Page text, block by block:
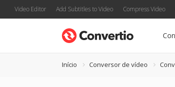
Video Editor Add Subtitles to Video Compress Video
Início Conversor de vídeo